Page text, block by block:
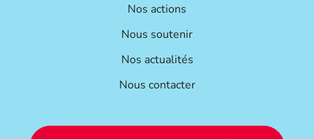
Nos actions
Nous soutenir
Nos actualités
Nous contacter